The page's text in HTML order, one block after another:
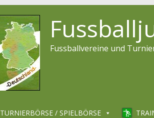
Fussballvereine und
TURNIERBÖRSE / SPIELBÖRSE